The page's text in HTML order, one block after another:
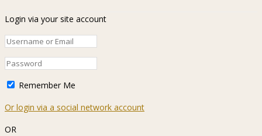
Login via your site account
Remember Me
Or login via a social network account
OR